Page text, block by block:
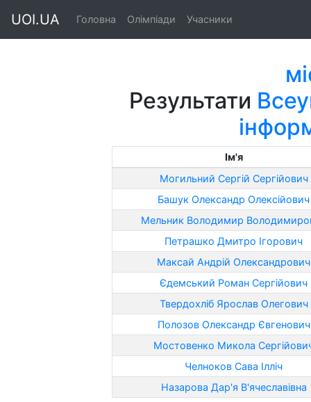
UOI.UA Головна Олімпіади Учасники
Результати
Ім'я
Могильний Сергій Сергійович
Башук Олександр Олексійович
Мельник Володимир
Петрашко Дмитро Ігорович
Максай Андрій Олександрович
Єдемський Роман Сергійович
Твердохліб Ярослав Олегович
Полозов Олександр Євгенович
Мостовенко Микола
Челноков Сава Ілліч
Назарова Дар'я В'ячеславівна